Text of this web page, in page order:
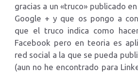
gracias a un «truco» publicado
Google + y que os pongo a
que el truco indica como
Facebook pero en teoria es
red social a la que se pueda
(aun no he encontrado para